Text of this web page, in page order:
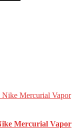
Mercurial Vapor